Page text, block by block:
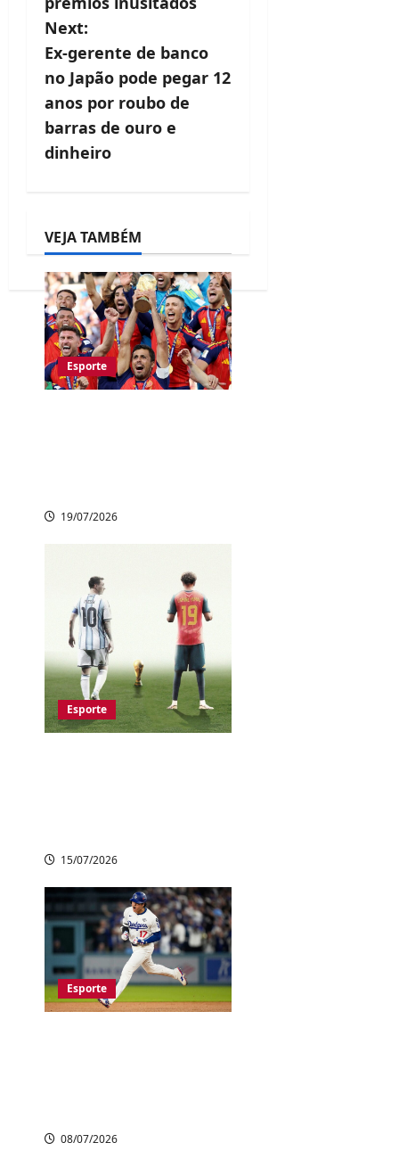
n
a
v
i
g
t
i
o
n
Next:
Ex-gerente de banco
no Japão pode pegar 12
anos por roubo de
barras de ouro e
dinheiro
VEJA TAMBÉM
Esporte
19/07/2026
Esporte
15/07/2026
Esporte
08/07/2026